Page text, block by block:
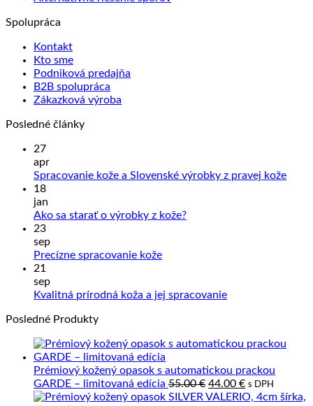
na
produktu.
Spolupráca
Kontakt
Kto sme
Podniková predajňa
B2B spolupráca
Zákazková výroba
Posledné články
27
apr
Spracovanie kože a Slovenské výrobky z pravej kože
18
jan
Ako sa starať o výrobky z kože?Žiadne
o
23
sep
Precízne spracovanie kožeŽiadne
Precízne
21
sep
Kvalitná prírodná koža a jej spracovanieŽiadne
prírodná
a
jej
spracovanie
Posledné Produkty
Prémiový kožený opasok s automatickou prackou
GARDE – limitovaná edícia 55.00€ Pôvodná
cena
44.00 €Aktuálna
cena
s DPH